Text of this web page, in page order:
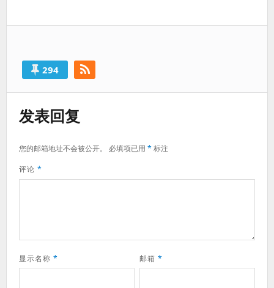
294
发表回复
您的邮箱地址不会被公开。 必填项已用 *标注
评论 *
显示名称 * 邮箱 *